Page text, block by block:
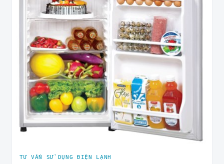
TƯ VẤN SỬ DỤNG ĐIỆN LẠNH